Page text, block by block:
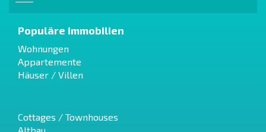
Populäre Immobilien
Wohnungen
Appartemente
Häuser / Villen
Cottages / Townhouses